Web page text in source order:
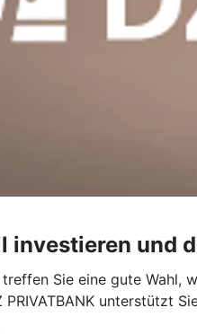
investieren und
Sie eine gute Wahl,
PRIVATBANK unterstützt